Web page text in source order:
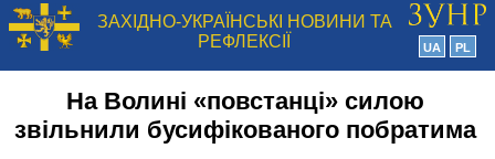
ЗАХІДНО-УКРАЇНСЬКІ НОВИНИ ТА
РЕФЛЕКСІЇ
UA PL
На Волині «повстанці» силою
звільнили бусифікованого побратима